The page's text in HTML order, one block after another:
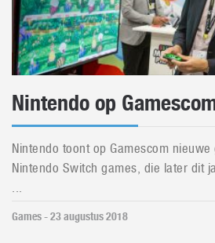
Nintendo op
Nintendo toont op Gamescom
Nintendo Switch games, die later dit
...
Games - 23 augustus 2018